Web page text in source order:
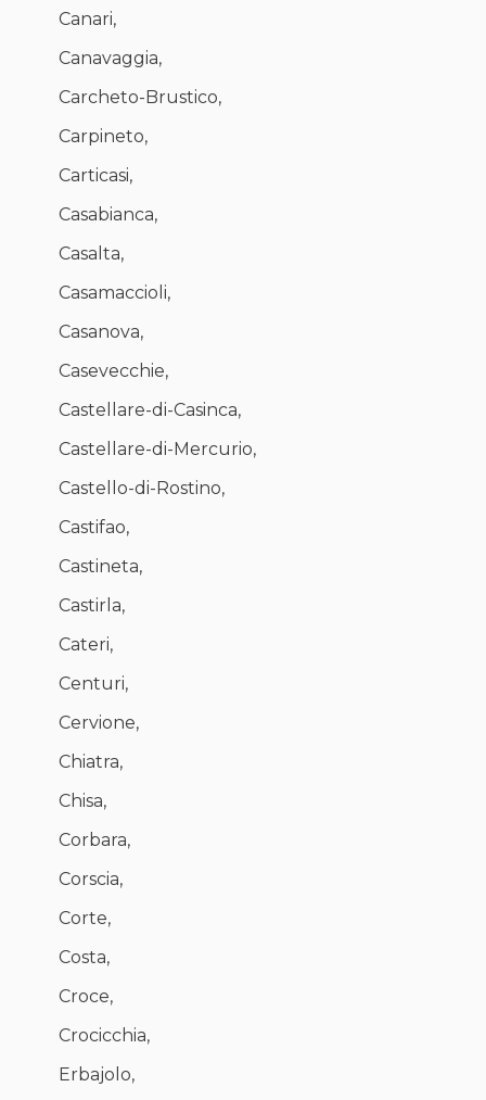
Canari,
Canavaggia,
Carcheto-Brustico,
Carpineto,
Carticasi,
Casabianca,
Casalta,
Casamaccioli,
Casanova,
Casevecchie,
Castellare-di-Casinca,
Castellare-di-Mercurio,
Castello-di-Rostino,
Castifao,
Castineta,
Castirla,
Cateri,
Centuri,
Cervione,
Chiatra,
Chisa,
Corbara,
Corscia,
Corte,
Costa,
Croce,
Crocicchia,
Erbajolo,